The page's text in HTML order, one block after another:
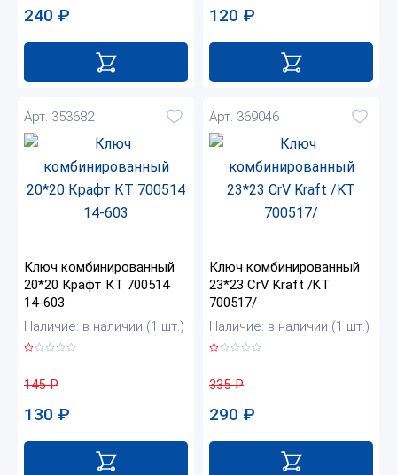
240 ₽ 120 ₽
Арт. 353682
Ключ комбинированный
20*20 Крафт КТ 700514
14-603
Наличие: в наличии (1 шт.)
145₽
130 ₽
Арт. 369046
Ключ комбинированный
23*23 CrV Kraft /KT
700517/
Наличие: в наличии (1 шт.)
335₽
290 ₽